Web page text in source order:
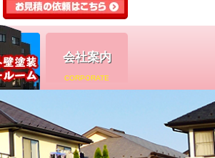
会社案内
CORPORATE